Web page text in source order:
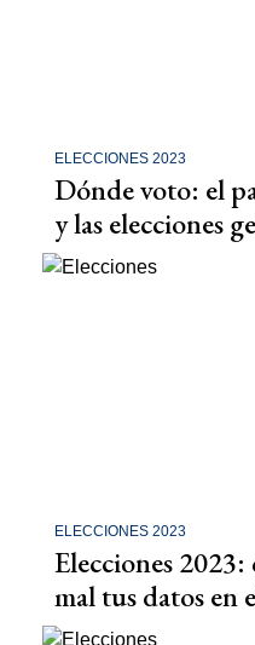
ELECCIONES 2023
Dónde voto: el
y las elecciones
ELECCIONES 2023
Elecciones
mal tus datos en